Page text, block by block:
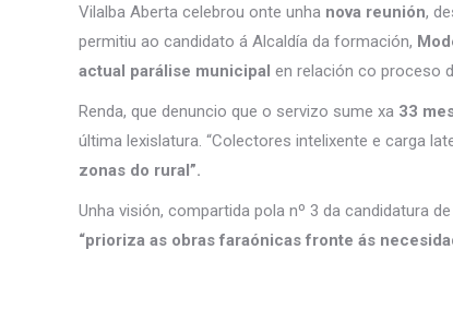
Vilalba Aberta celebrou onte unha nova reunión,
permitiu ao candidato á Alcaldía da formación,
actual parálise municipal en relación co proceso
Renda, que denuncio que o servizo sume xa 33
última lexislatura. “Colectores intelixente e carga
zonas do rural”.
Unha visión, compartida pola nº 3 da candidatura de
“prioriza as obras faraónicas fronte ás